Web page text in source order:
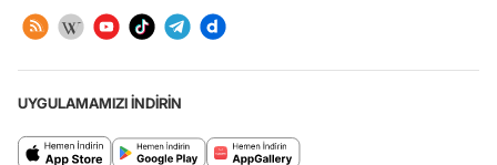
UYGULAMAMIZI İNDİRİN